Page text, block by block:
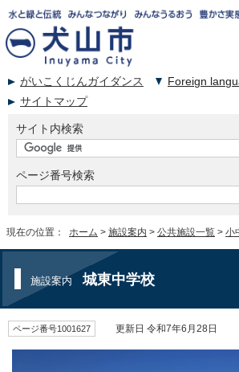
がいこくじんガイダンス
Foreign
サイトマップ
サイト内検索
ページ番号検索
現在の位置： ホーム > 施設案内 > 公共施設一覧 > 小
施設案内城東中学校
ページ番号1001627 更新日 令和7年6月28日